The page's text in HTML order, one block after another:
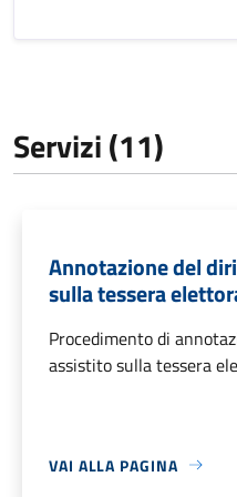
Servizi (11)
Annotazione del
sulla tessera
Procedimento di
assistito sulla tessera
VAI ALLA PAGINA